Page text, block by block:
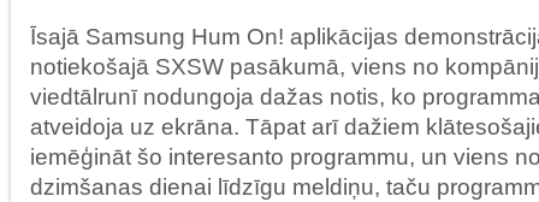
Īsajā Samsung Hum On! aplikācijas
notiekošajā SXSW pasākumā, viens no
viedtālrunī nodungoja dažas notis, ko
atveidoja uz ekrāna. Tāpat arī dažiem
iemēģināt šo interesanto programmu, un viens
dzimšanas dienai līdzīgu meldiņu, taču